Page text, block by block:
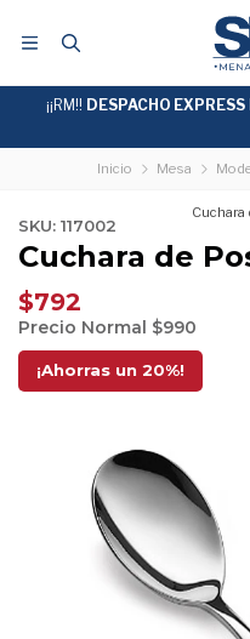
¡¡RM!! DESPACHO EXPRESS
Inicio Mesa
Cuchara
SKU: 117002
Cuchara de
$792
Precio Normal $990
¡Ahorras un 20%!